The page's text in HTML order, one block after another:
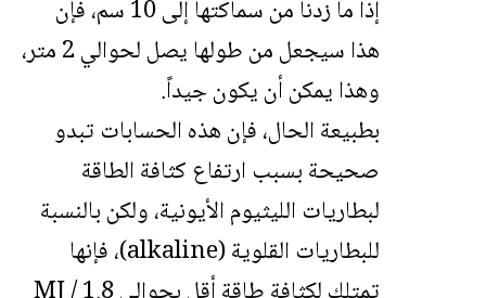
إذا ما زدنا من سماكتها إلى 10 سم، فإن
هذا سيجعل من طولها يصل لحوالي 2 متر،
وهذا يمكن أن يكون جيداً.
بطبيعة الحال، فإن هذه الحسابات تبدو
صحيحة بسبب ارتفاع كثافة الطاقة
لبطاريات الليثيوم الأيونية، ولكن بالنسبة
للبطاريات القلوية (alkaline)، فإنها